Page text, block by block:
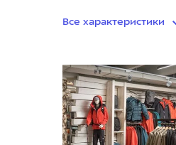
Все характеристики